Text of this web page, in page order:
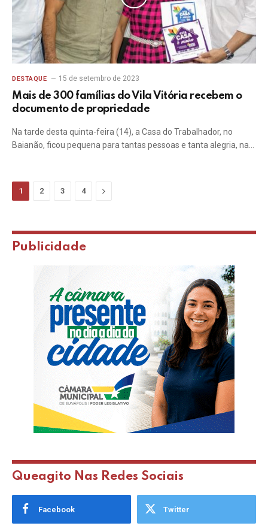
DESTAQUE 15 de setembro de 2023
Mais de 300 famílias do Vila Vitória recebem o
documento de propriedade
Na tarde desta quinta-feira (14), a Casa do Trabalhador, no
Baianão, ficou pequena para tantas pessoas e tanta alegria, na…
1 2 3 4 Next
Publicidade
Queagito Nas Redes Sociais
Facebook Twitter